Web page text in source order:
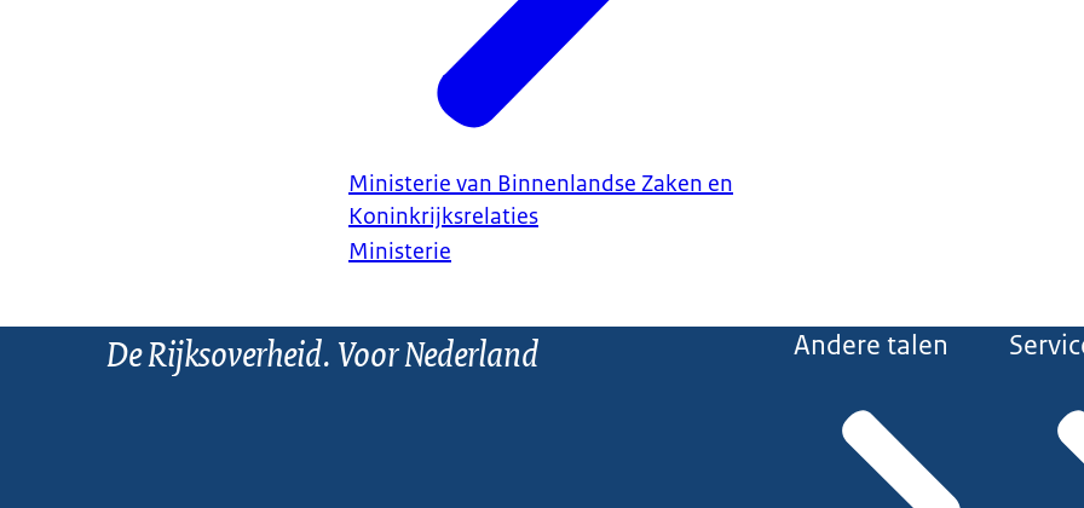
Ministerie van Binnenlandse Zaken en
Koninkrijksrelaties
Ministerie
De Rijksoverheid. Voor Nederland Andere talen